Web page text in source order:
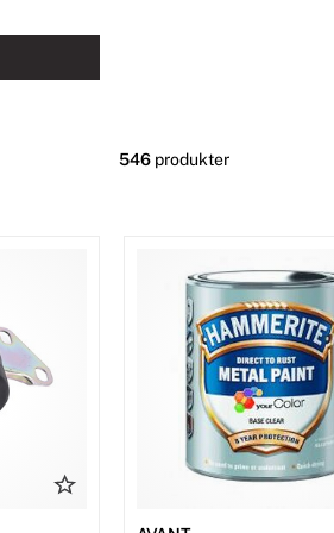
347 01eller e-post info@nvmaskin.seför
546 produkter